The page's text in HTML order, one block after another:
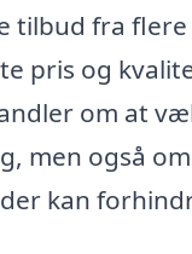
tilbud fra
pris og
om at
men også
kan